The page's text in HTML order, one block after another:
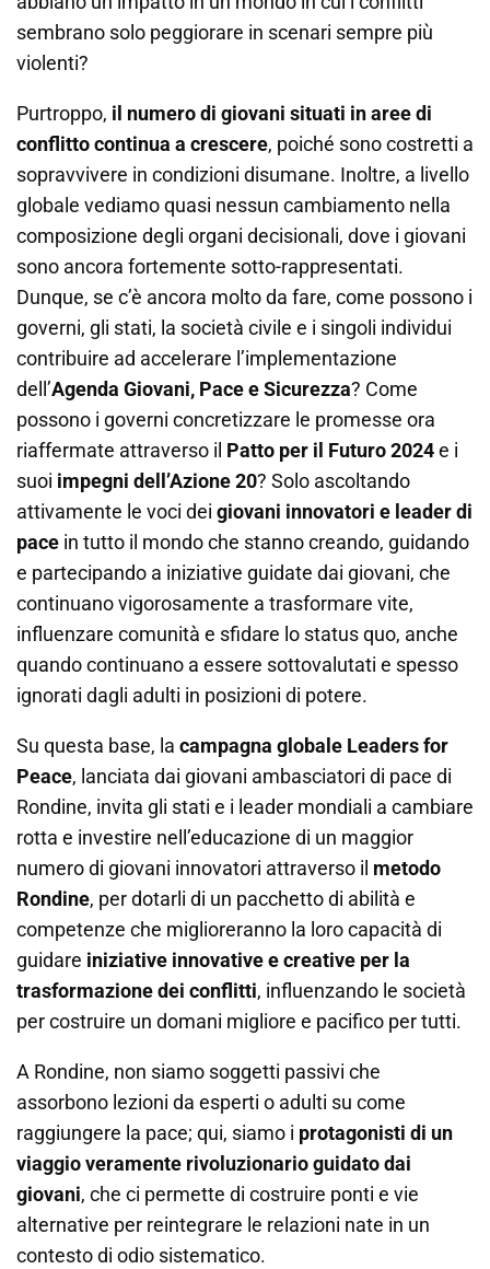
sembrano solo peggiorare in scenari sempre più
violenti?
Purtroppo, il numero di giovani situati in aree di
conflitto continua a crescere, poiché sono costretti a
sopravvivere in condizioni disumane. Inoltre, a livello
globale vediamo quasi nessun cambiamento nella
composizione degli organi decisionali, dove i giovani
sono ancora fortemente sotto-rappresentati.
Dunque, se c’è ancora molto da fare, come possono i
governi, gli stati, la società civile e i singoli individui
contribuire ad accelerare l’implementazione
dell’Agenda Giovani, Pace e Sicurezza? Come
possono i governi concretizzare le promesse ora
riaffermate attraverso il Patto per il Futuro 2024e i
suoi impegni dell’Azione 20? Solo ascoltando
attivamente le voci dei giovani innovatori e leader di
pace in tutto il mondo che stanno creando, guidando
e partecipando a iniziative guidate dai giovani, che
continuano vigorosamente a trasformare vite,
influenzare comunità e sfidare lo status quo, anche
quando continuano a essere sottovalutati e spesso
ignorati dagli adulti in posizioni di potere.
Su questa base, la campagna globale Leaders for
Peace, lanciata dai giovani ambasciatori di pace di
Rondine, invita gli stati e i leader mondiali a cambiare
rotta e investire nell’educazione di un maggior
numero di giovani innovatori attraverso il metodo
Rondine, per dotarli di un pacchetto di abilità e
competenze che miglioreranno la loro capacità di
guidare iniziative innovative e creative per la
trasformazione dei conflitti, influenzando le società
per costruire un domani migliore e pacifico per tutti.
A Rondine, non siamo soggetti passivi che
assorbono lezioni da esperti o adulti su come
raggiungere la pace; qui, siamo i protagonisti di un
viaggio veramente rivoluzionario guidato dai
giovani, che ci permette di costruire ponti e vie
alternative per reintegrare le relazioni nate in un
contesto di odio sistematico.